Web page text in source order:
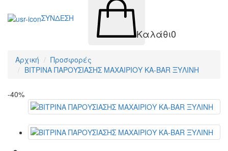
ΣΥΝΔΕΣΗ
Καλάθι0
Αρχική
Προσφορές
ΒΙΤΡΙΝΑ ΠΑΡΟΥΣΙΑΣΗΣ ΜΑΧΑΙΡΙΟΥ KA-BAR ΞΥΛΙΝΗ
-40%